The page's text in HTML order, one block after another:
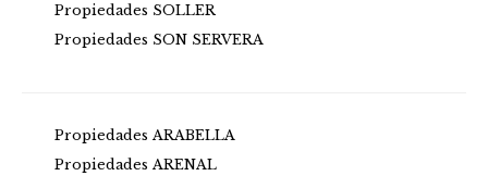
Propiedades SOLLER
Propiedades SON SERVERA
Propiedades ARABELLA
Propiedades ARENAL